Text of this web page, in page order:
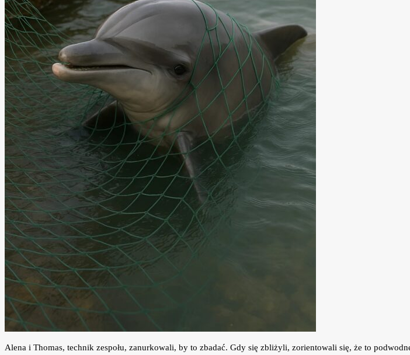
Alena i Thomas, technik zespołu, zanurkowali, by to zbadać. Gdy się zbliżyli, zorientowali się, że to